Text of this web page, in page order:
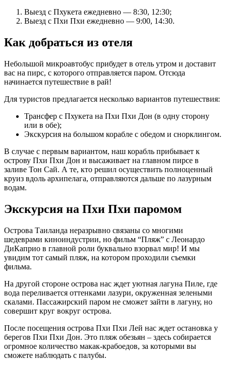
Выезд с Пхукета ежедневно — 8:30, 12:30;
Выезд с Пхи Пхи ежедневно — 9:00, 14:30.
Как добраться из отеля
Небольшой микроавтобус прибудет в отель утром и доставит
вас на пирс, с которого отправляется паром. Отсюда
начинается путешествие в рай!
Для туристов предлагается несколько вариантов путешествия:
Трансфер с Пхукета на Пхи Пхи Дон (в одну сторону
или в обе);
Экскурсия на большом корабле с обедом и снорклингом.
В случае с первым вариантом, наш корабль прибывает к
острову Пхи Пхи Дон и высаживает на главном пирсе в
заливе Тон Сай. А те, кто решил осуществить полноценный
круиз вдоль архипелага, отправляются дальше по лазурным
водам.
Экскурсия на Пхи Пхи паромом
Острова Таиланда неразрывно связаны со многими
шедеврами киноиндустрии, но фильм “Пляж” с Леонардо
ДиКаприо в главной роли буквально взорвал мир! И мы
увидим тот самый пляж, на котором проходили съемки
фильма.
На другой стороне острова нас ждет уютная лагуна Пиле, где
вода переливается оттенками лазури, окруженная зелеными
скалами. Пассажирский паром не сможет зайти в лагуну, но
совершит круг вокруг острова.
После посещения острова Пхи Пхи Лей нас ждет остановка у
берегов Пхи Пхи Дон. Это пляж обезьян – здесь собирается
огромное количество макак-крабоедов, за которыми вы
сможете наблюдать с палубы.